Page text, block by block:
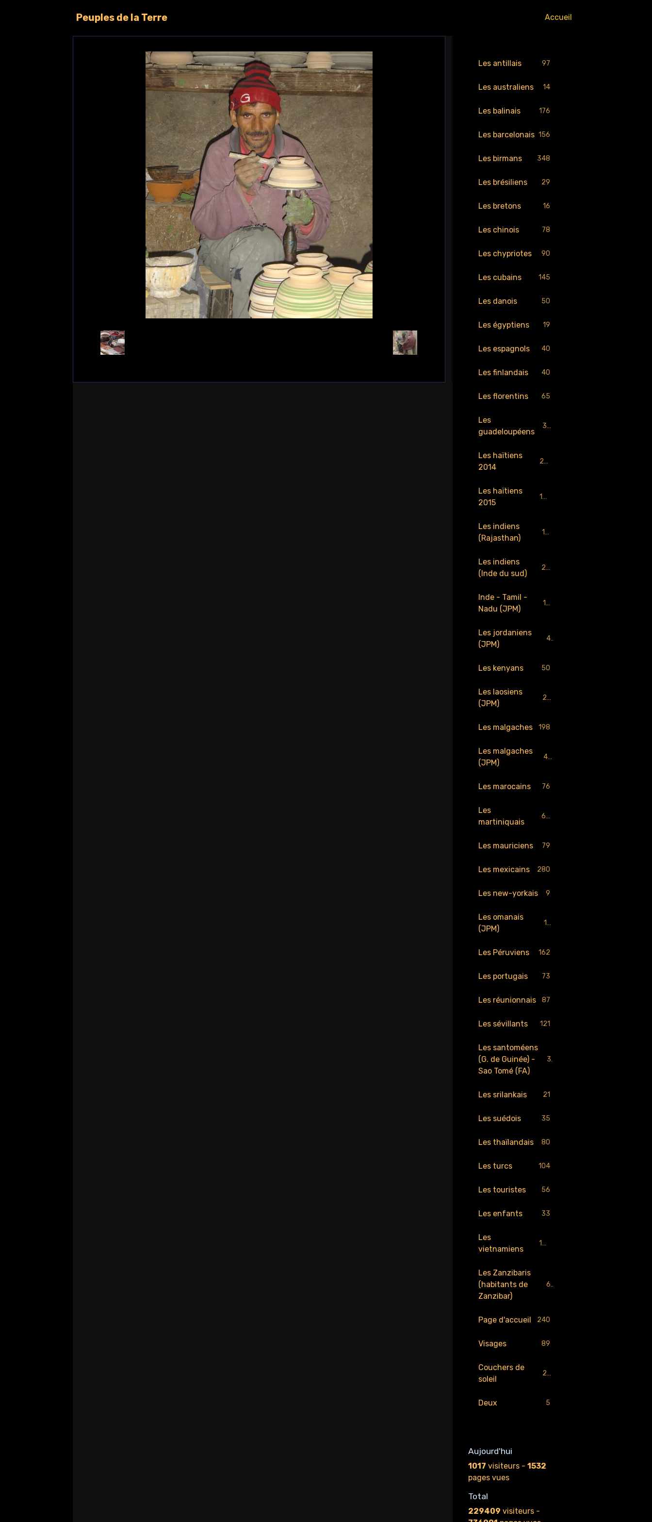
Peuples de la Terre Accueil
Les antillais 97
Les australiens 14
Les balinais 176
Les barcelonais 156
Les birmans 348
Les brésiliens 29
Les bretons 16
Les chinois 78
Les chypriotes 90
Les cubains 145
Les danois 50
Les égyptiens 19
Les espagnols 40
Les finlandais 40
Les florentins 65
Les
guadeloupéens
30
Les haïtiens
2014
218
Les haïtiens
2015
159
Les indiens
(Rajasthan)
184
Les indiens
(Inde du sud)
229
Inde - Tamil -
Nadu (JPM)
137
Les jordaniens
(JPM)
4
Les kenyans 50
Les laosiens
(JPM)
25
Les malgaches 198
Les malgaches
(JPM)
43
Les marocains 76
Les
martiniquais
65
Les mauriciens 79
Les mexicains 280
Les new-yorkais 9
Les omanais
(JPM)
17
Les Péruviens 162
Les portugais 73
Les réunionnais 87
Les sévillants 121
Les santoméens
(G. de Guinée) -
Sao Tomé (FA)
34
Les srilankais 21
Les suédois 35
Les thaïlandais 80
Les turcs 104
Les touristes 56
Les enfants 33
Les
vietnamiens
189
Les Zanzibaris
(habitants de
Zanzibar)
67
Page d'accueil 240
Visages 89
Couchers de
soleil
29
Deux 5
Aujourd'hui
1017 visiteurs - 1532
pages vues
Total
229409 visiteurs -